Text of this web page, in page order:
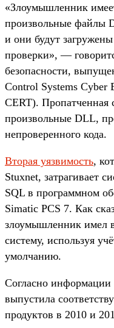
«Злоумышленник
произвольные файлы
и они будут
проверки», —
безопасности,
Control Systems Cyber
CERT). Пропатченная
произвольные DLL,
непроверенного кода.
Вторая уязвимость,
Stuxnet, затрагивает
SQL в программном
Simatic PCS 7. Как
злоумышленник имел
систему, используя
умолчанию.
Согласно информации
выпустила
продуктов в 2010 и